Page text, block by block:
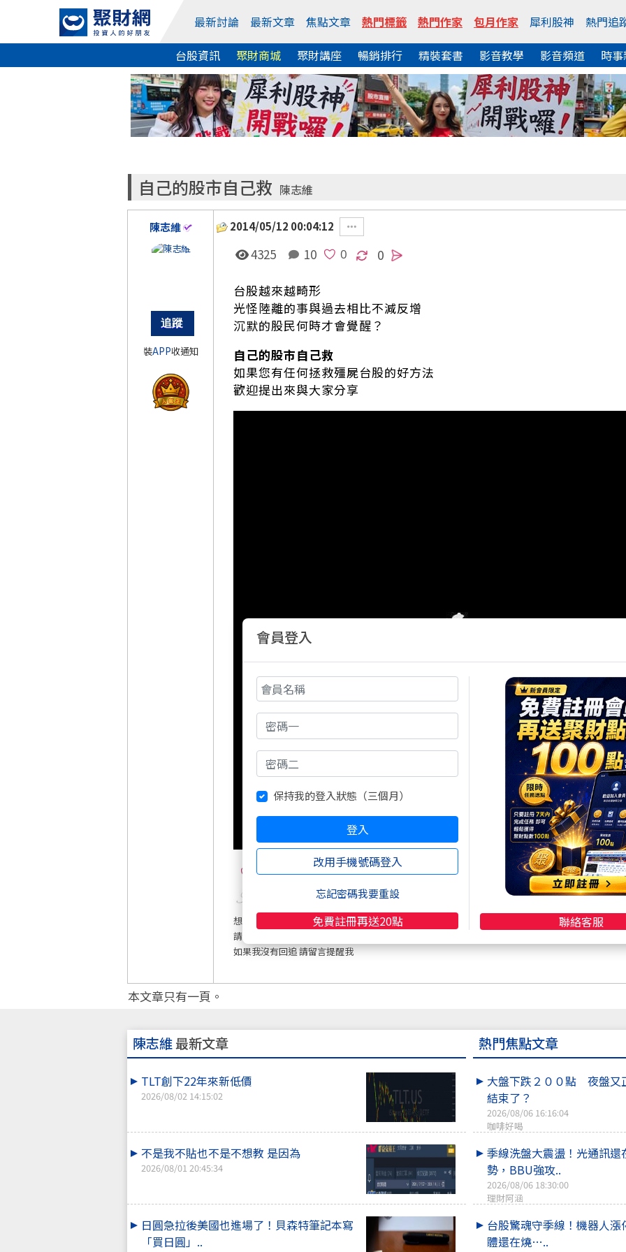
最新討論 最新文章 焦點文章 熱門標籤 熱門作家 包月作家 犀利股神
熱門追
台股資訊
聚財商城 聚財講座 暢銷排行 精裝套書 影音教學 影音頻道 時
自己的股市自己救 陳志維
陳志維
裝APP收通知
2014/05/12 00:04:12
4325 10 0
台股越來越畸形
光怪陸離的事與過去相比不減反增
沉默的股民何時才會覺醒？
自己的股市自己救
如果您有任何拯救殭屍台股的好方法
歡迎提出來與大家分享
0
想傳私訊悄悄話者
請先追蹤我 我回追就可以傳了
如果我沒有回追 請留言提醒我
本文章只有一頁。
陳志維最新文章
TLT創下22年來新低價
2026/08/02 14:15:02
不是我不貼也不是不想教 是因為
2026/08/01 20:45:34
日圓急拉後美國也進場了！貝森特筆記本寫
「買日圓」..
熱門焦點文章
大盤下跌２００點 夜盤
結束了？
2026/08/06 16:16:04
咖啡好喝
季線洗盤大震盪！光通訊還
勢，BBU強攻..
2026/08/06 18:30:00
理財阿涵
台股驚魂守季線！機器人漲
體還在燒…..
會員登入
保持我的登入狀態（三個月）
登入
改用手機號碼登入
忘記密碼我要重設
免費註冊再送20點 聯絡客服